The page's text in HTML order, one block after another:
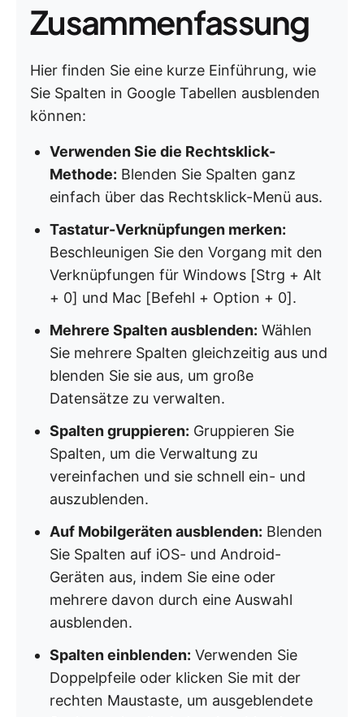
Zusammenfassung
Hier finden Sie eine kurze Einführung, wie
Sie Spalten in Google Tabellen ausblenden
können:
Verwenden Sie die Rechtsklick-
Methode: Blenden Sie Spalten ganz
einfach über das Rechtsklick-Menü aus.
Tastatur-Verknüpfungen merken:
Beschleunigen Sie den Vorgang mit den
Verknüpfungen für Windows [Strg + Alt
+ 0] und Mac [Befehl + Option + 0].
Mehrere Spalten ausblenden: Wählen
Sie mehrere Spalten gleichzeitig aus und
blenden Sie sie aus, um große
Datensätze zu verwalten.
Spalten gruppieren: Gruppieren Sie
Spalten, um die Verwaltung zu
vereinfachen und sie schnell ein- und
auszublenden.
Auf Mobilgeräten ausblenden: Blenden
Sie Spalten auf iOS- und Android-
Geräten aus, indem Sie eine oder
mehrere davon durch eine Auswahl
ausblenden.
Spalten einblenden: Verwenden Sie
Doppelpfeile oder klicken Sie mit der
rechten Maustaste, um ausgeblendete